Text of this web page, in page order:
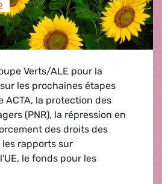
Verts/ALE pour la
les prochaines étapes
ACTA, la protection des
(PNR), la répression en
des droits des
les rapports sur
le fonds pour les